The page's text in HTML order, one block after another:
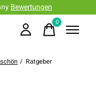
Bewertungen
0items
/ Ratgeber